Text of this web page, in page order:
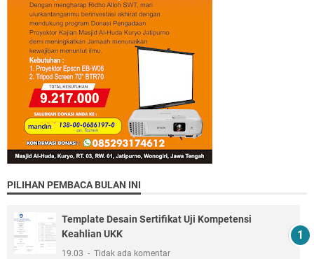
PILIHAN PEMBACA BULAN INI
Template Desain Sertifikat Uji Kompetensi
Keahlian UKK
19.03 Tidak ada komentar